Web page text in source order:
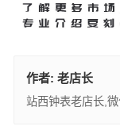
作者: 老店长
站西钟表老店长,